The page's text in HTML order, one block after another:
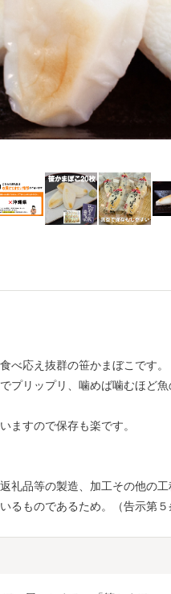
べ応え抜群の笹かまぼこです。
プリップリ、噛めば噛むほど魚
ますので保存も楽です。
礼品等の製造、加工その他の
るものであるため。（告示第５